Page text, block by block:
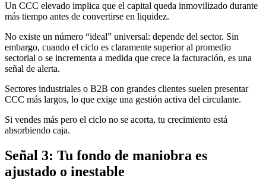
Un CCC elevado implica que el capital queda inmovilizado durante
más tiempo antes de convertirse en liquidez.
No existe un número “ideal” universal: depende del sector. Sin
embargo, cuando el ciclo es claramente superior al promedio
sectorial o se incrementa a medida que crece la facturación, es una
señal de alerta.
Sectores industriales o B2B con grandes clientes suelen presentar
CCC más largos, lo que exige una gestión activa del circulante.
Si vendes más pero el ciclo no se acorta, tu crecimiento está
absorbiendo caja.
Señal 3: Tu fondo de maniobra es
ajustado o inestable